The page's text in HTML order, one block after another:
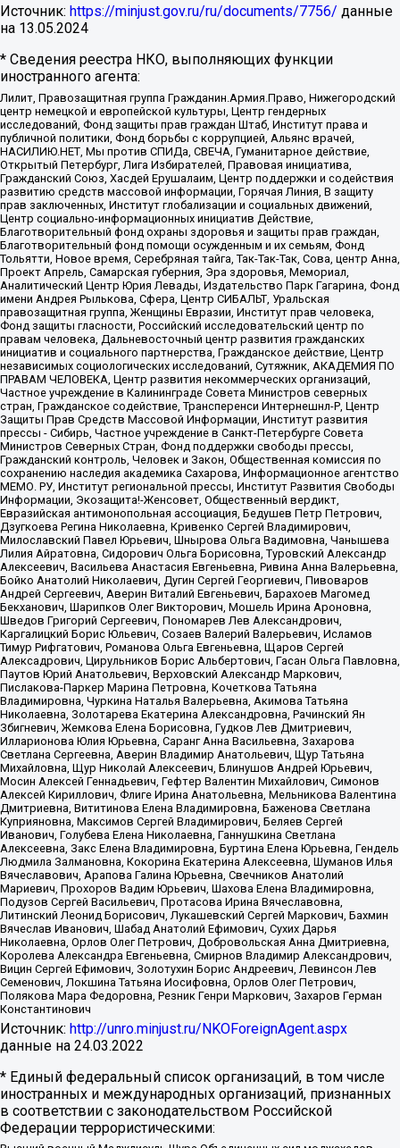
Источник: https://minjust.gov.ru/ru/documents/7756/ данные
на 13.05.2024
* Сведения реестра НКО, выполняющих функции
иностранного агента:
Лилит, Правозащитная группа Гражданин.Армия.Право, Нижегородский
центр немецкой и европейской культуры, Центр гендерных
исследований, Фонд защиты прав граждан Штаб, Институт права и
публичной политики, Фонд борьбы с коррупцией, Альянс врачей,
НАСИЛИЮ.НЕТ, Мы против СПИДа, СВЕЧА, Гуманитарное действие,
Открытый Петербург, Лига Избирателей, Правовая инициатива,
Гражданский Союз, Хасдей Ерушалаим, Центр поддержки и содействия
развитию средств массовой информации, Горячая Линия, В защиту
прав заключенных, Институт глобализации и социальных движений,
Центр социально-информационных инициатив Действие,
Благотворительный фонд охраны здоровья и защиты прав граждан,
Благотворительный фонд помощи осужденным и их семьям, Фонд
Тольятти, Новое время, Серебряная тайга, Так-Так-Так, Сова, центр Анна,
Проект Апрель, Самарская губерния, Эра здоровья, Мемориал,
Аналитический Центр Юрия Левады, Издательство Парк Гагарина, Фонд
имени Андрея Рылькова, Сфера, Центр СИБАЛЬТ, Уральская
правозащитная группа, Женщины Евразии, Институт прав человека,
Фонд защиты гласности, Российский исследовательский центр по
правам человека, Дальневосточный центр развития гражданских
инициатив и социального партнерства, Гражданское действие, Центр
независимых социологических исследований, Сутяжник, АКАДЕМИЯ ПО
ПРАВАМ ЧЕЛОВЕКА, Центр развития некоммерческих организаций,
Частное учреждение в Калининграде Совета Министров северных
стран, Гражданское содействие, Трансперенси Интернешнл-Р, Центр
Защиты Прав Средств Массовой Информации, Институт развития
прессы - Сибирь, Частное учреждение в Санкт-Петербурге Совета
Министров Северных Стран, Фонд поддержки свободы прессы,
Гражданский контроль, Человек и Закон, Общественная комиссия по
сохранению наследия академика Сахарова, Информационное агентство
МЕМО. РУ, Институт региональной прессы, Институт Развития Свободы
Информации, Экозащита!-Женсовет, Общественный вердикт,
Евразийская антимонопольная ассоциация, Бедушев Петр Петрович,
Дзугкоева Регина Николаевна, Кривенко Сергей Владимирович,
Милославский Павел Юрьевич, Шнырова Ольга Вадимовна, Чанышева
Лилия Айратовна, Сидорович Ольга Борисовна, Туровский Александр
Алексеевич, Васильева Анастасия Евгеньевна, Ривина Анна Валерьевна,
Бойко Анатолий Николаевич, Дугин Сергей Георгиевич, Пивоваров
Андрей Сергеевич, Аверин Виталий Евгеньевич, Барахоев Магомед
Бекханович, Шарипков Олег Викторович, Мошель Ирина Ароновна,
Шведов Григорий Сергеевич, Пономарев Лев Александрович,
Каргалицкий Борис Юльевич, Созаев Валерий Валерьевич, Исламов
Тимур Рифгатович, Романова Ольга Евгеньевна, Щаров Сергей
Алексадрович, Цирульников Борис Альбертович, Гасан Ольга Павловна,
Паутов Юрий Анатольевич, Верховский Александр Маркович,
Пислакова-Паркер Марина Петровна, Кочеткова Татьяна
Владимировна, Чуркина Наталья Валерьевна, Акимова Татьяна
Николаевна, Золотарева Екатерина Александровна, Рачинский Ян
Збигневич, Жемкова Елена Борисовна, Гудков Лев Дмитриевич,
Илларионова Юлия Юрьевна, Саранг Анна Васильевна, Захарова
Светлана Сергеевна, Аверин Владимир Анатольевич, Щур Татьяна
Михайловна, Щур Николай Алексеевич, Блинушов Андрей Юрьевич,
Мосин Алексей Геннадьевич, Гефтер Валентин Михайлович, Симонов
Алексей Кириллович, Флиге Ирина Анатольевна, Мельникова Валентина
Дмитриевна, Вититинова Елена Владимировна, Баженова Светлана
Куприяновна, Максимов Сергей Владимирович, Беляев Сергей
Иванович, Голубева Елена Николаевна, Ганнушкина Светлана
Алексеевна, Закс Елена Владимировна, Буртина Елена Юрьевна, Гендель
Людмила Залмановна, Кокорина Екатерина Алексеевна, Шуманов Илья
Вячеславович, Арапова Галина Юрьевна, Свечников Анатолий
Мариевич, Прохоров Вадим Юрьевич, Шахова Елена Владимировна,
Подузов Сергей Васильевич, Протасова Ирина Вячеславовна,
Литинский Леонид Борисович, Лукашевский Сергей Маркович, Бахмин
Вячеслав Иванович, Шабад Анатолий Ефимович, Сухих Дарья
Николаевна, Орлов Олег Петрович, Добровольская Анна Дмитриевна,
Королева Александра Евгеньевна, Смирнов Владимир Александрович,
Вицин Сергей Ефимович, Золотухин Борис Андреевич, Левинсон Лев
Семенович, Локшина Татьяна Иосифовна, Орлов Олег Петрович,
Полякова Мара Федоровна, Резник Генри Маркович, Захаров Герман
Константинович
Источник: http://unro.minjust.ru/NKOForeignAgent.aspx
данные на 24.03.2022
* Единый федеральный список организаций, в том числе
иностранных и международных организаций, признанных
в соответствии с законодательством Российской
Федерации террористическими: